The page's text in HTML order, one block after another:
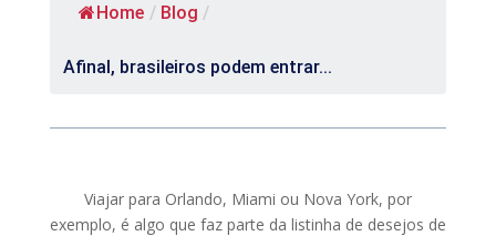
Home / Blog /
Afinal, brasileiros podem entrar...
Viajar para Orlando, Miami ou Nova York, por
exemplo, é algo que faz parte da listinha de desejos de